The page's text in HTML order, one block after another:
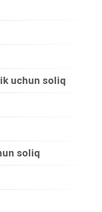
uchun soliq
soliq